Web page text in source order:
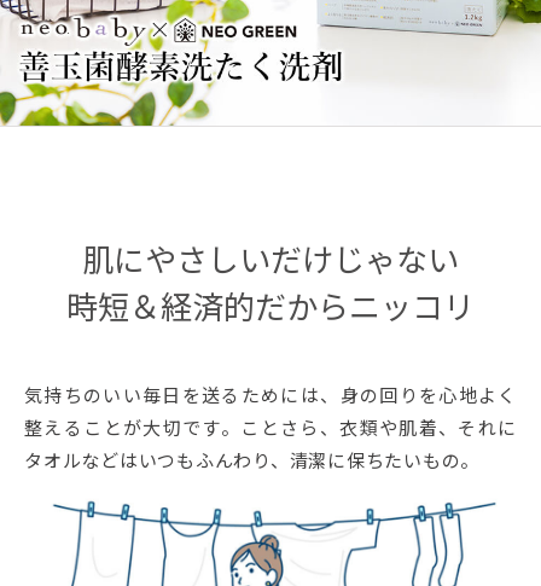
肌にやさしいだけじゃない
時短＆経済的だからニッコリ
気持ちのいい毎日を送るためには、身の回りを心地よく
整えることが大切です。ことさら、衣類や肌着、それに
タオルなどはいつもふんわり、清潔に保ちたいもの。